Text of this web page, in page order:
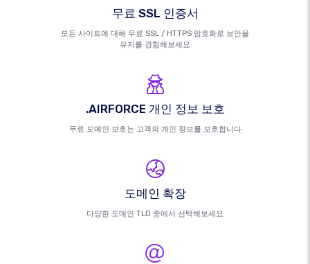
무료 SSL 인증서
모든 사이트에 대해 무료 SSL / HTTPS 암호화로 보안을
유지를 경험해보세요
.AIRFORCE 개인 정보 보호
무료 도메인 보호는 고객의 개인 정보를 보호합니다
도메인 확장
다양한 도메인 TLD 중에서 선택해보세요